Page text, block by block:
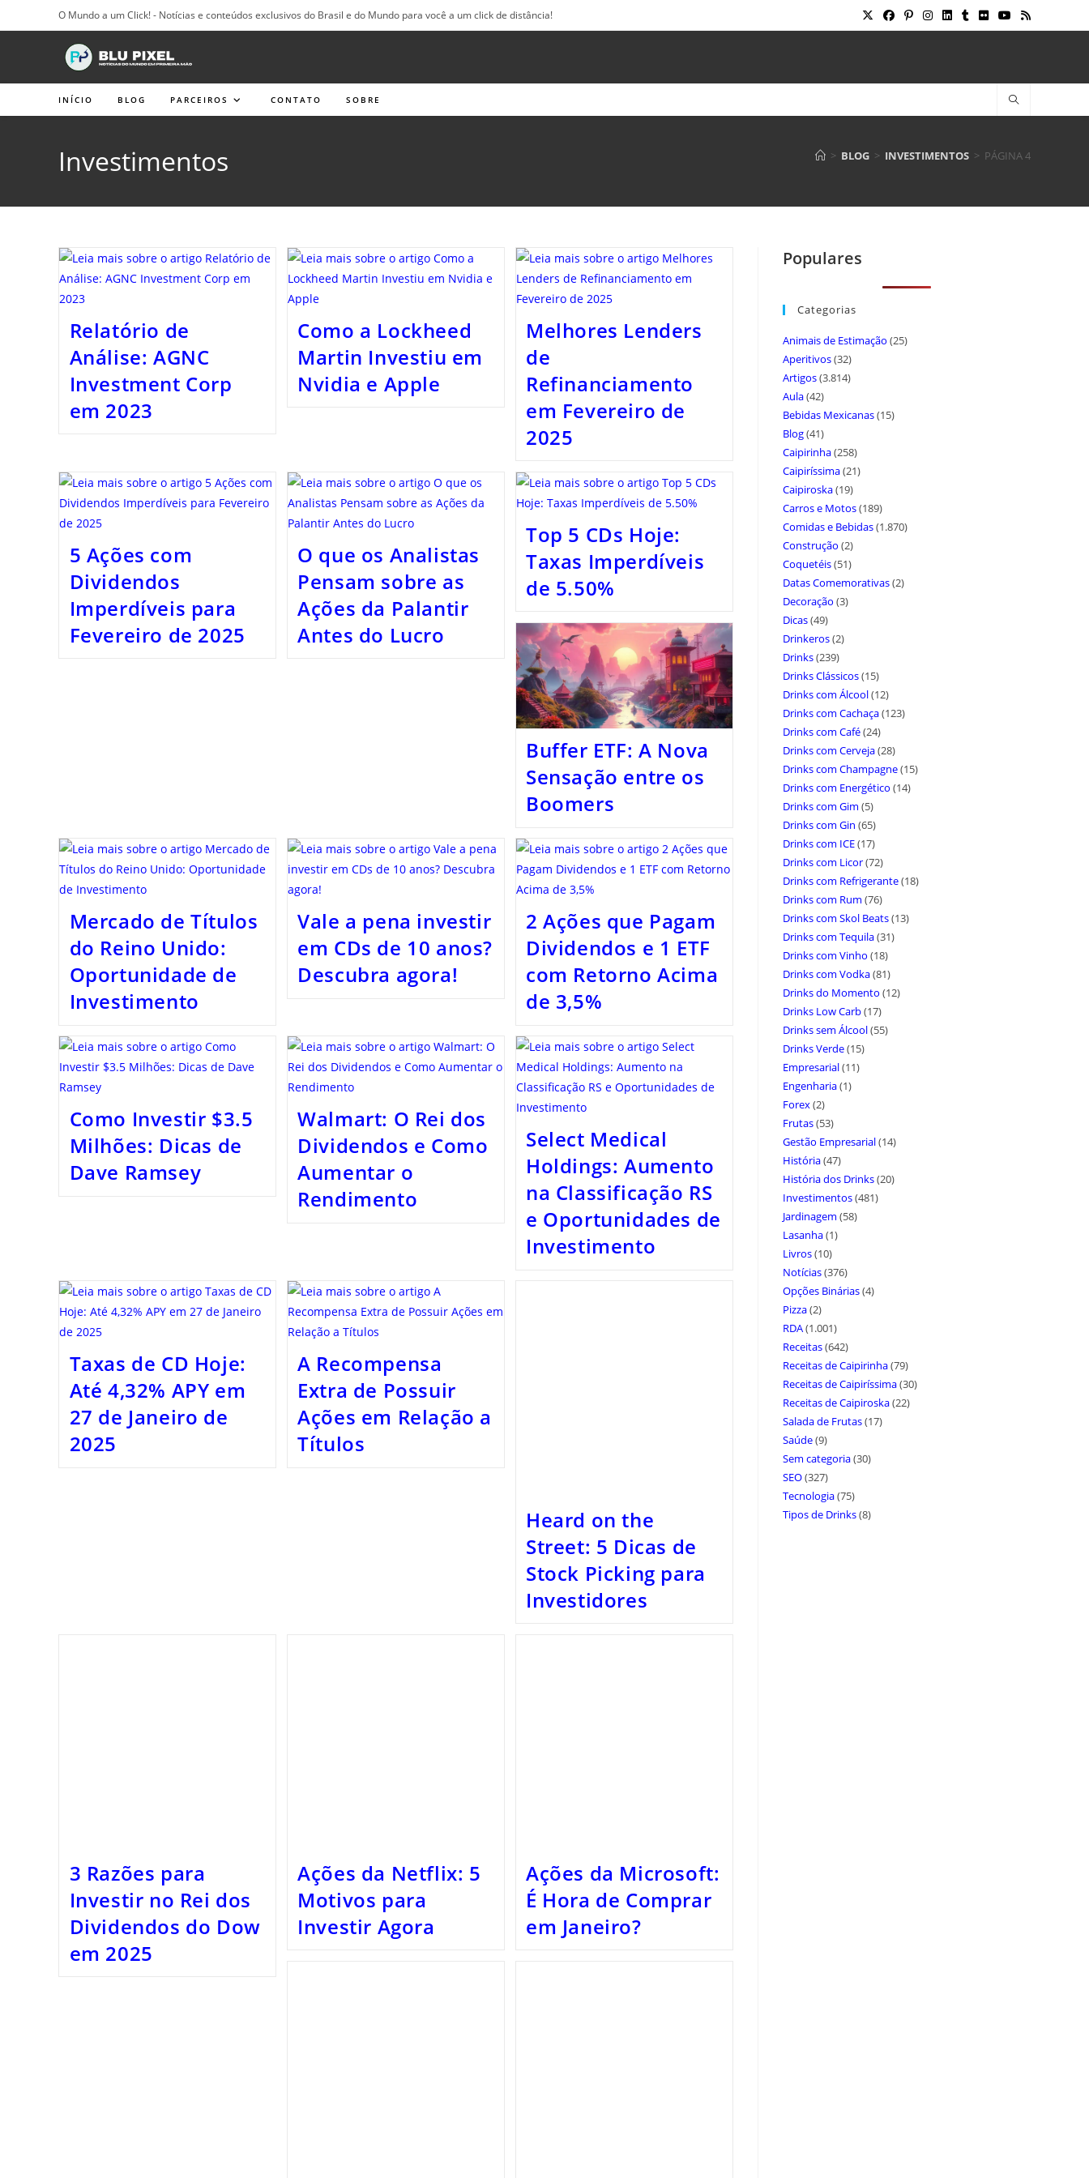
para
O Mundo a um Click! - Notícias e conteúdos exclusivos do Brasil e do Mundo para você a um click de distância!
INÍCIO BLOG PARCEIROS CONTATO SOBRE
Investimentos > BLOG > INVESTIMENTOS > PÁGINA 4
Relatório de
Análise: AGNC
Investment Corp
em 2023
Como a Lockheed
Martin Investiu em
Nvidia e Apple
Melhores Lenders
de
Refinanciamento
em Fevereiro de
2025
5 Ações com
Dividendos
Imperdíveis para
Fevereiro de 2025
O que os Analistas
Pensam sobre as
Ações da Palantir
Antes do Lucro
Top 5 CDs Hoje:
Taxas Imperdíveis
de 5.50%
Buffer ETF: A Nova
Sensação entre os
Boomers
Mercado de Títulos
do Reino Unido:
Oportunidade de
Investimento
Vale a pena investir
em CDs de 10 anos?
Descubra agora!
2 Ações que Pagam
Dividendos e 1 ETF
com Retorno Acima
de 3,5%
Como Investir $3.5
Milhões: Dicas de
Dave Ramsey
Walmart: O Rei dos
Dividendos e Como
Aumentar o
Rendimento
Select Medical
Holdings: Aumento
na Classificação RS
e Oportunidades de
Investimento
Taxas de CD Hoje:
Até 4,32% APY em
27 de Janeiro de
2025
A Recompensa
Extra de Possuir
Ações em Relação a
Títulos
Heard on the
Street: 5 Dicas de
Stock Picking para
Investidores
3 Razões para
Investir no Rei dos
Dividendos do Dow
em 2025
Ações da Netflix: 5
Motivos para
Investir Agora
Ações da Microsoft:
É Hora de Comprar
em Janeiro?
Populares
Categorias
Animais de Estimação (25)
Aperitivos(32)
Artigos(3.814)
Aula(42)
Bebidas Mexicanas(15)
Blog(41)
Caipirinha(258)
Caipiríssima(21)
Caipiroska(19)
Carros e Motos(189)
Comidas e Bebidas(1.870)
Construção (2)
Coquetéis(51)
Datas Comemorativas(2)
Decoração (3)
Dicas(49)
Drinkeros(2)
Drinks(239)
Drinks Clássicos(15)
Drinks com Álcool(12)
Drinks com Cachaça(123)
Drinks com Café(24)
Drinks com Cerveja(28)
Drinks com Champagne(15)
Drinks com Energético (14)
Drinks com Gim (5)
Drinks com Gin (65)
Drinks com ICE(17)
Drinks com Licor(72)
Drinks com Refrigerante(18)
Drinks com Rum (76)
Drinks com Skol Beats(13)
Drinks com Tequila(31)
Drinks com Vinho (18)
Drinks com Vodka(81)
Drinks do Momento (12)
Drinks Low Carb(17)
Drinks sem Álcool(55)
Drinks Verde(15)
Empresarial(11)
Engenharia(1)
Forex(2)
Frutas(53)
Gestão Empresarial(14)
História(47)
História dos Drinks(20)
Investimentos(481)
Jardinagem (58)
Lasanha(1)
Livros(10)
Notícias(376)
Opções Binárias(4)
Pizza(2)
RDA(1.001)
Receitas(642)
Receitas de Caipirinha(79)
Receitas de Caipiríssima(30)
Receitas de Caipiroska(22)
Salada de Frutas(17)
Saúde(9)
Sem categoria(30)
SEO(327)
Tecnologia(75)
Tipos de Drinks(8)